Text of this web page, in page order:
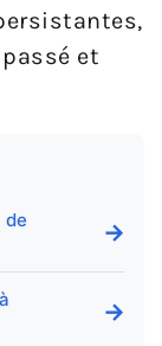
et
→
→